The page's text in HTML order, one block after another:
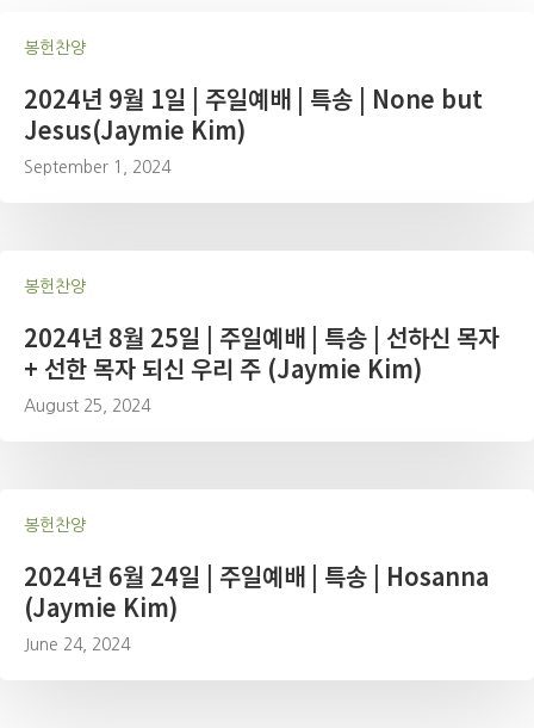
봉헌찬양
2024년 9월 1일 | 주일예배 | 특송 | None but
Jesus(Jaymie Kim)
September 1, 2024
봉헌찬양
2024년 8월 25일 | 주일예배 | 특송 | 선하신 목자
+ 선한 목자 되신 우리 주 (Jaymie Kim)
August 25, 2024
봉헌찬양
2024년 6월 24일 | 주일예배 | 특송 | Hosanna
(Jaymie Kim)
June 24, 2024